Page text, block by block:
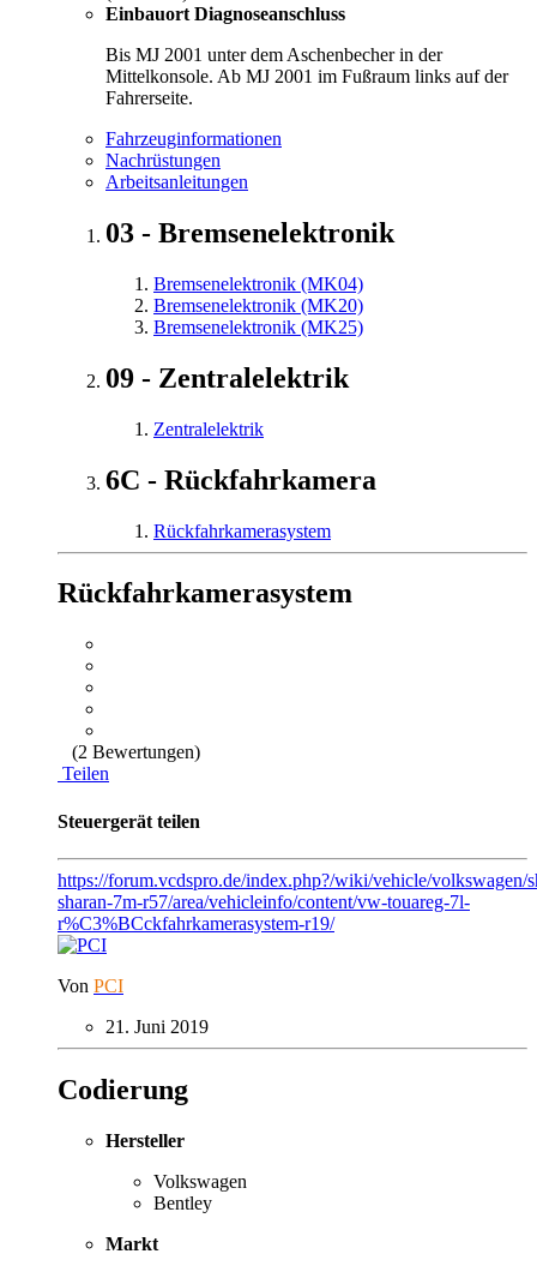
Einbauort Diagnoseanschluss
Bis MJ 2001 unter dem Aschenbecher in der
Mittelkonsole. Ab MJ 2001 im Fußraum links auf der
Fahrerseite.
Fahrzeuginformationen
Nachrüstungen
Arbeitsanleitungen
03 - Bremsenelektronik
Bremsenelektronik (MK04)
Bremsenelektronik (MK20)
Bremsenelektronik (MK25)
09 - Zentralelektrik
Zentralelektrik
6C - Rückfahrkamera
Rückfahrkamerasystem
Rückfahrkamerasystem
(2 Bewertungen)
Teilen
Steuergerät teilen
https://forum.vcdspro.de/index.php?/wiki/vehicle/volkswagen/
sharan-7m-r57/area/vehicleinfo/content/vw-touareg-7l-
r%C3%BCckfahrkamerasystem-r19/
Von PCI
21. Juni 2019
Codierung
Hersteller
Volkswagen
Bentley
Markt